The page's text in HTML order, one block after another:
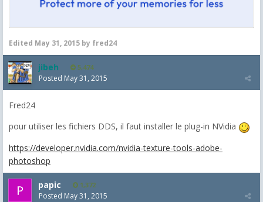
Edited May 31, 2015 by fred24
jibeh 5,474
Posted May 31, 2015
Fred24
pour utiliser les fichiers DDS, il faut installer le plug-in NVidia
https://developer.nvidia.com/nvidia-texture-tools-adobe-
photoshop
papic 1,372
Posted May 31, 2015